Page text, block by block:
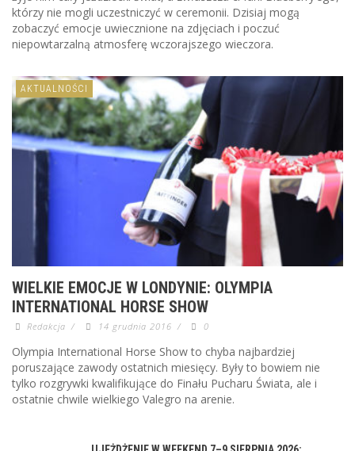
którzy nie mogli uczestniczyć w ceremonii. Dzisiaj mogą
zobaczyć emocje uwiecznione na zdjęciach i poczuć
niepowtarzalną atmosferę wczorajszego wieczora.
AKTUALNOŚCI
WIELKIE EMOCJE W LONDYNIE: OLYMPIA
INTERNATIONAL HORSE SHOW
Redakcja / 14 grudnia 2016 / 0
Olympia International Horse Show to chyba najbardziej
poruszające zawody ostatnich miesięcy. Były to bowiem nie
tylko rozgrywki kwalifikujące do Finału Pucharu Świata, ale i
ostatnie chwile wielkiego Valegro na arenie.